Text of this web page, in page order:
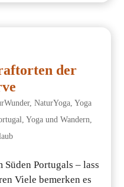
der
,NaturYoga,Yoga
,Yoga und Wandern,
Portugals – lass
Viele bemerken es